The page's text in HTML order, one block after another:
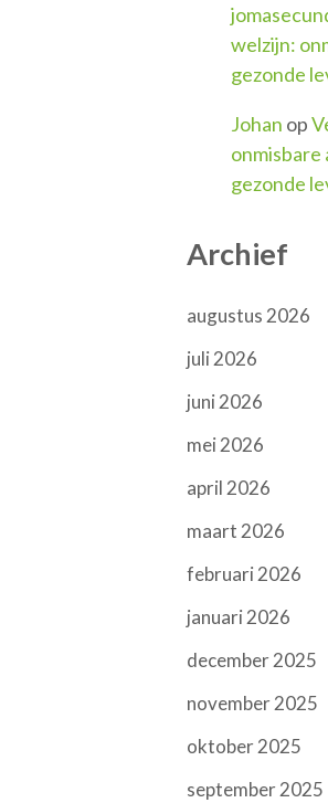
welzijn:
gezonde
Johan op
onmisbare
gezonde
Archief
augustus 2026
juli 2026
juni 2026
mei 2026
april 2026
maart 2026
februari 2026
januari 2026
december 2025
november 2025
oktober 2025
september 2025